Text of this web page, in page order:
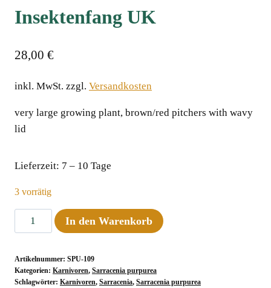
Insektenfang UK
28,00 €
inkl. MwSt. zzgl. Versandkosten
very large growing plant, brown/red pitchers with wavy
lid
Lieferzeit: 7 – 10 Tage
3 vorrätig
Sarracenia
purpurea
"Wavy
Lid",
In den Warenkorb
Artikelnummer: SPU-109
Kategorien: Karnivoren, Sarracenia purpurea
Schlagwörter: Karnivoren, Sarracenia, Sarracenia purpurea